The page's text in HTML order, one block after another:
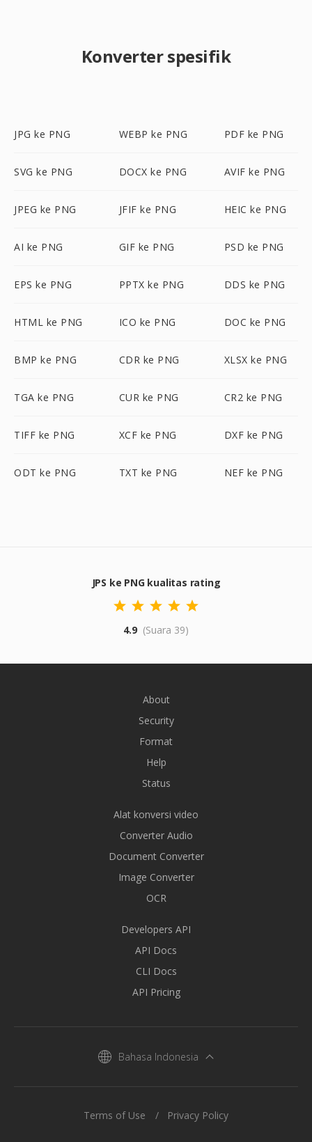
Konverter spesifik
JPG ke PNG WEBP ke PNG PDF ke PNG
SVG ke PNG DOCX ke PNG AVIF ke PNG
JPEG ke PNG JFIF ke PNG HEIC ke PNG
AI ke PNG GIF ke PNG PSD ke PNG
EPS ke PNG PPTX ke PNG DDS ke PNG
HTML ke PNG ICO ke PNG DOC ke PNG
BMP ke PNG CDR ke PNG XLSX ke PNG
TGA ke PNG CUR ke PNG CR2 ke PNG
TIFF ke PNG XCF ke PNG DXF ke PNG
ODT ke PNG TXT ke PNG NEF ke PNG
JPS ke PNG kualitas rating
4.9 (Suara 39)
About
Security
Format
Help
Status
Alat konversi video
Converter Audio
Document Converter
Image Converter
OCR
Developers API
API Docs
CLI Docs
API Pricing
Bahasa Indonesia
Terms of Use Privacy Policy